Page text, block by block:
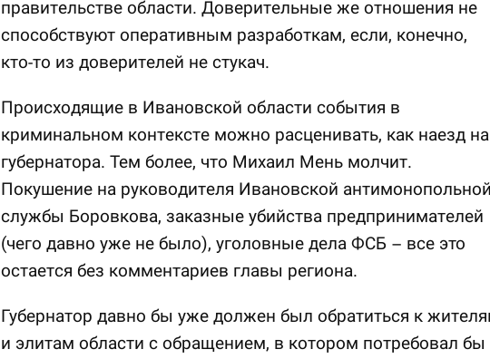
правительстве области. Доверительные же отношения не
способствуют оперативным разработкам, если, конечно,
кто-то из доверителей не стукач.
Происходящие в Ивановской области события в
криминальном контексте можно расценивать, как наезд на
губернатора. Тем более, что Михаил Мень молчит.
Покушение на руководителя Ивановской
службы Боровкова, заказные убийства предпринимателей
(чего давно уже не было), уголовные дела ФСБ – все это
остается без комментариев главы региона.
Губернатор давно бы уже должен был обратиться к
и элитам области с обращением, в котором потребовал бы